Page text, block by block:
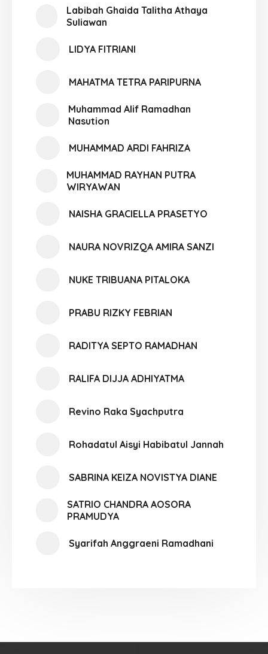
Labibah Ghaida Talitha Athaya
Suliawan
LIDYA FITRIANI
MAHATMA TETRA PARIPURNA
Muhammad Alif Ramadhan
Nasution
MUHAMMAD ARDI FAHRIZA
MUHAMMAD RAYHAN PUTRA
WIRYAWAN
NAISHA GRACIELLA PRASETYO
NAURA NOVRIZQA AMIRA SANZI
NUKE TRIBUANA PITALOKA
PRABU RIZKY FEBRIAN
RADITYA SEPTO RAMADHAN
RALIFA DIJJA ADHIYATMA
Revino Raka Syachputra
Rohadatul Aisyi Habibatul Jannah
SABRINA KEIZA NOVISTYA DIANE
SATRIO CHANDRA AOSORA
PRAMUDYA
Syarifah Anggraeni Ramadhani